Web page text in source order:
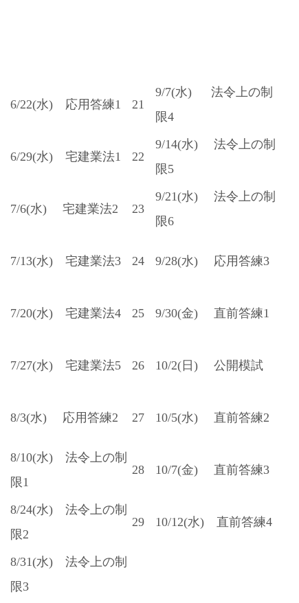
ュール
6/22(水) 応用答練1 21
9/7(水) 法令上の制
限4
6/29(水) 宅建業法1 22
9/14(水) 法令上の制
限5
7/6(水) 宅建業法2 23
9/21(水) 法令上の制
限6
7/13(水) 宅建業法3 24 9/28(水) 応用答練3
7/20(水) 宅建業法4 25 9/30(金) 直前答練1
7/27(水) 宅建業法5 26 10/2(日) 公開模試
8/3(水) 応用答練2 27 10/5(水) 直前答練2
8/10(水) 法令上の制
限1
28 10/7(金) 直前答練3
8/24(水) 法令上の制
限2
29 10/12(水) 直前答練4
8/31(水) 法令上の制
限3